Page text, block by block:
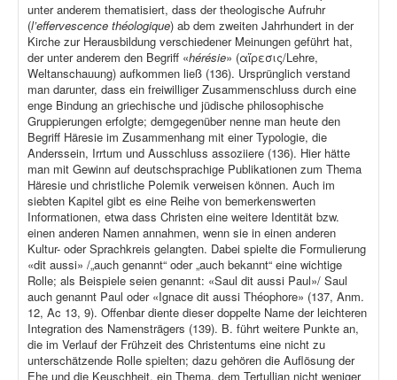
unter anderem thematisiert, dass der theologische Aufruhr
(l’effervescence théologique) ab dem zweiten Jahrhundert in der
Kirche zur Herausbildung verschiedener Meinungen geführt hat,
der unter anderem den Begriff «hérésie» (αἵρεσις/Lehre,
Weltanschauung) aufkommen ließ (136). Ursprünglich verstand
man darunter, dass ein freiwilliger Zusammenschluss durch eine
enge Bindung an griechische und jüdische philosophische
Gruppierungen erfolgte; demgegenüber nenne man heute den
Begriff Häresie im Zusammenhang mit einer Typologie, die
Anderssein, Irrtum und Ausschluss assoziiere (136). Hier hätte
man mit Gewinn auf deutschsprachige Publikationen zum Thema
Häresie und christliche Polemik verweisen können. Auch im
siebten Kapitel gibt es eine Reihe von bemerkenswerten
Informationen, etwa dass Christen eine weitere Identität bzw.
einen anderen Namen annahmen, wenn sie in einen anderen
Kultur- oder Sprachkreis gelangten. Dabei spielte die Formulierung
«dit aussi» /„auch genannt“ oder „auch bekannt“ eine wichtige
Rolle; als Beispiele seien genannt: «Saul dit aussi Paul»/ Saul
auch genannt Paul oder «Ignace dit aussi Théophore» (137, Anm.
12, Ac 13, 9). Offenbar diente dieser doppelte Name der leichteren
Integration des Namensträgers (139). B. führt weitere Punkte an,
die im Verlauf der Frühzeit des Christentums eine nicht zu
unterschätzende Rolle spielten; dazu gehören die Auflösung der
Ehe und die Keuschheit, ein Thema, dem Tertullian nicht weniger